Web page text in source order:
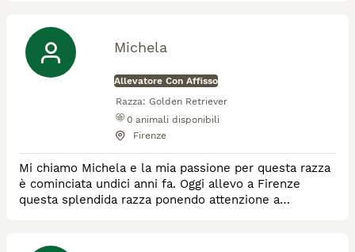
Michela
Allevatore Con Affisso
Razza: Golden Retriever
0 animali disponibili
Firenze
Mi chiamo Michela e la mia passione per questa razza
è cominciata undici anni fa. Oggi allevo a Firenze
questa splendida razza ponendo attenzione a